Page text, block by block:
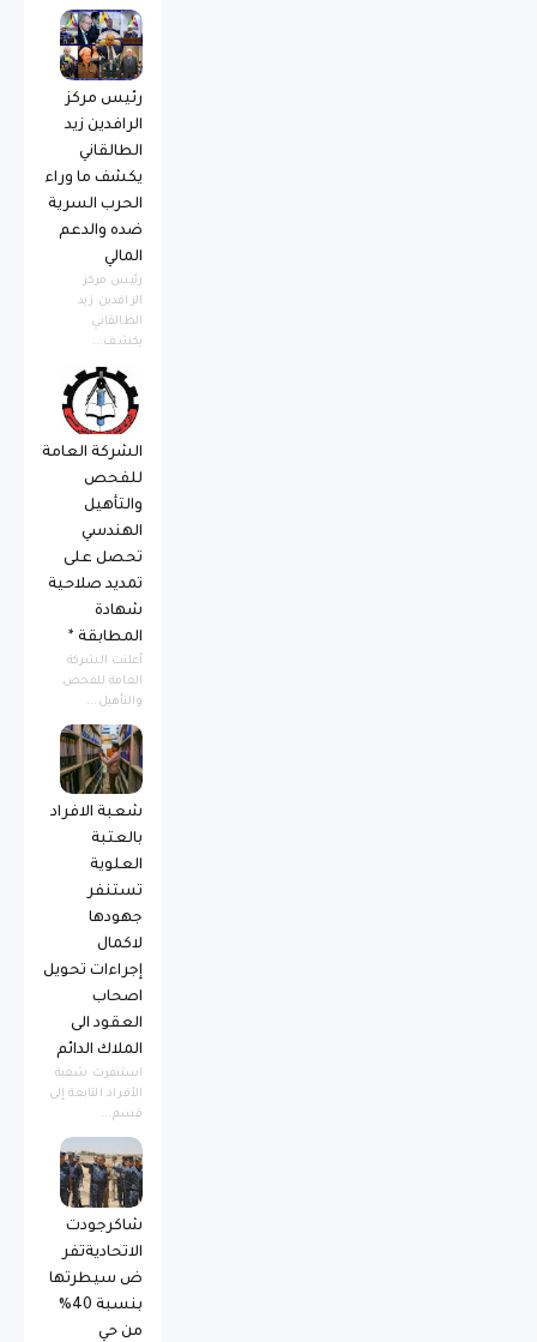
رئيس مركز
الرافدين زيد
الطالقاني
يكشف ما وراء
الحرب السرية
ضده والدعم
المالي
رئيس مركز
الرافدين زيد
الطالقاني
يكشف...
الشركة العامة
للفحص
والتأهيل
الهندسي
تحصل على
تمديد صلاحية
شهادة
المطابقة *
أعلنت الشركة
العامة للفحص
والتأهيل...
شعبة الافراد
بالعتبة
العلوية
تستنفر
جهودها
لاكمال
إجراءات تحويل
اصحاب
العقود الى
الملاك الدائم
استنفرت شعبة
الأفراد التابعة إلى
قسم...
شاكرجودت
الاتحاديةتفر
ض سيطرتها
بنسبة 40%
من حي